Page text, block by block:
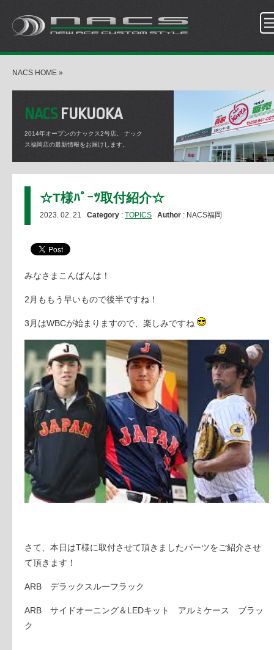
NACS HOME »
NACSFUKUOKA
2014年オープンのナックス2号店。
ナック
ス福岡店の最新情報をお届けします。
☆T様ﾊﾟｰﾂ取付紹介☆
2023. 02. 21 Category : TOPICS Author : NACS福岡
みなさまこんばんは！
2月ももう早いもので後半ですね！
3月はWBCが始まりますので、楽しみですね
さて、本日はT様に取付させて頂きましたパーツをご紹介させ
て頂きます！
ARB デラックスルーフラック
ARB サイドオーニング＆LEDキット アルミケース ブラッ
ク